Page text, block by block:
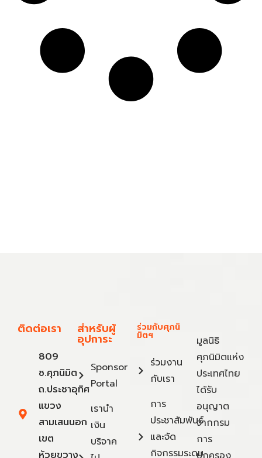
ติดต่อเรา
809
ซ.ศุภนิมิต
ถ.ประชาอุทิศ
แขวง
สามเสนนอก
เขต
ห้วยขวาง
สำหรับผู้
อุปการะ
Sponsor
Portal
เรานำ
เงิน
บริจาค
ร่วมกับศุภนิ
มิตฯ
ร่วมงาน
กับเรา
การ
ประชาสัมพันธ์
และจัด
กิจกรรมระดม
มูลนิธิ
ศุภนิมิตแห่ง
ประเทศไทย
ได้รับ
อนุญาต
จากกรม
การ